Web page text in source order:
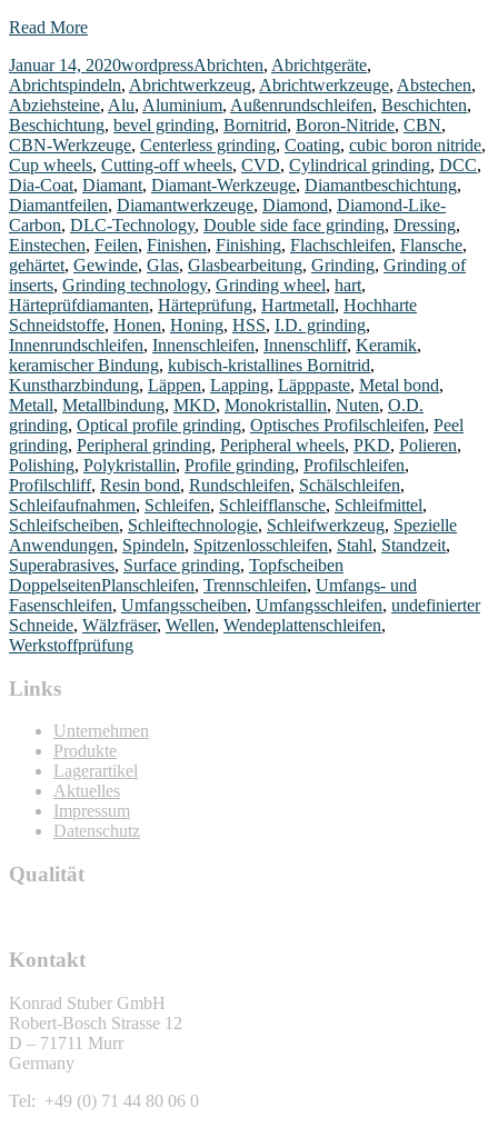
Read More
Januar 14, 2020wordpressAbrichten, Abrichtgeräte,
Abrichtspindeln, Abrichtwerkzeug, Abrichtwerkzeuge, Abstechen,
Abziehsteine, Alu, Aluminium, Außenrundschleifen, Beschichten,
Beschichtung, bevel grinding, Bornitrid, Boron-Nitride, CBN,
CBN-Werkzeuge, Centerless grinding, Coating, cubic boron nitride,
Cup wheels, Cutting-off wheels, CVD, Cylindrical grinding, DCC,
Dia-Coat, Diamant, Diamant-Werkzeuge, Diamantbeschichtung,
Diamantfeilen, Diamantwerkzeuge, Diamond, Diamond-Like-
Carbon, DLC-Technology, Double side face grinding, Dressing,
Einstechen, Feilen, Finishen, Finishing, Flachschleifen, Flansche,
gehärtet, Gewinde, Glas, Glasbearbeitung, Grinding, Grinding of
inserts, Grinding technology, Grinding wheel, hart,
Härteprüfdiamanten, Härteprüfung, Hartmetall, Hochharte
Schneidstoffe, Honen, Honing, HSS, I.D. grinding,
Innenrundschleifen, Innenschleifen, Innenschliff, Keramik,
keramischer Bindung, kubisch-kristallines Bornitrid,
Kunstharzbindung, Läppen, Lapping, Läpppaste, Metal bond,
Metall, Metallbindung, MKD, Monokristallin, Nuten, O.D.
grinding, Optical profile grinding, Optisches Profilschleifen, Peel
grinding, Peripheral grinding, Peripheral wheels, PKD, Polieren,
Polishing, Polykristallin, Profile grinding, Profilschleifen,
Profilschliff, Resin bond, Rundschleifen, Schälschleifen,
Schleifaufnahmen, Schleifen, Schleifflansche, Schleifmittel,
Schleifscheiben, Schleiftechnologie, Schleifwerkzeug, Spezielle
Anwendungen, Spindeln, Spitzenlosschleifen, Stahl, Standzeit,
Superabrasives, Surface grinding, Topfscheiben
DoppelseitenPlanschleifen, Trennschleifen, Umfangs- und
Fasenschleifen, Umfangsscheiben, Umfangsschleifen, undefinierter
Schneide, Wälzfräser, Wellen, Wendeplattenschleifen,
Werkstoffprüfung
Links
Unternehmen
Produkte
Lagerartikel
Aktuelles
Impressum
Datenschutz
Qualität
Kontakt
Konrad Stuber GmbH
Robert-Bosch Strasse 12
D – 71711 Murr
Germany
Tel: +49 (0) 71 44 80 06 0